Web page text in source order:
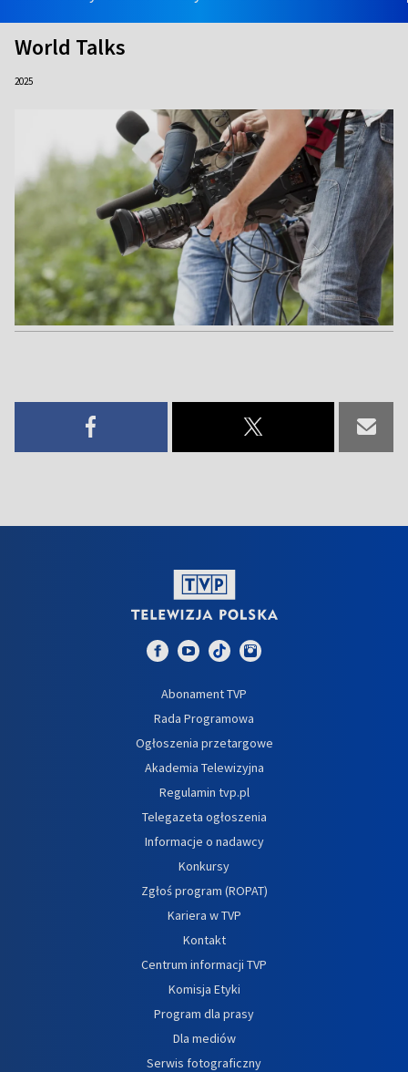
World Talks
2025
Abonament TVP
Rada Programowa
Ogłoszenia przetargowe
Akademia Telewizyjna
Regulamin tvp.pl
Telegazeta ogłoszenia
Informacje o nadawcy
Konkursy
Zgłoś program (ROPAT)
Kariera w TVP
Kontakt
Centrum informacji TVP
Komisja Etyki
Program dla prasy
Dla mediów
Serwis fotograficzny